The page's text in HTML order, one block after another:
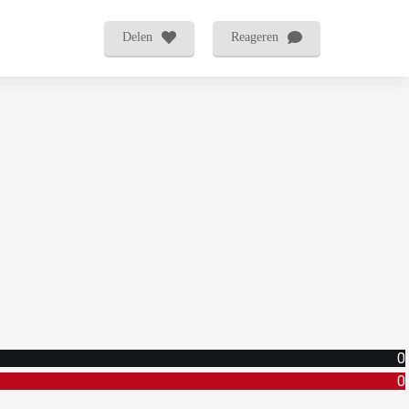
Delen Reageren
0
0